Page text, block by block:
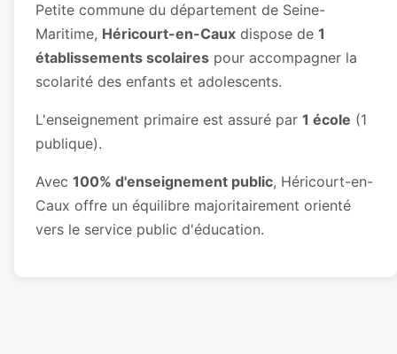
Petite commune du département de Seine-
Maritime, Héricourt-en-Caux dispose de 1
établissements scolaires pour accompagner la
scolarité des enfants et adolescents.
L'enseignement primaire est assuré par 1 école (1
publique).
Avec 100% d'enseignement public, Héricourt-en-
Caux offre un équilibre majoritairement orienté
vers le service public d'éducation.